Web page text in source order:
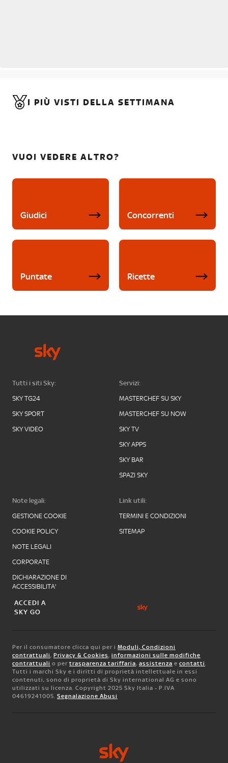
I PIÙ VISTI DELLA SETTIMANA
VUOI VEDERE ALTRO?
Giudici Concorrenti
Puntate Ricette
Tutti i siti Sky:
SKY TG24
SKY SPORT
SKY VIDEO
Servizi:
MASTERCHEF SU SKY
MASTERCHEF SU NOW
SKY TV
SKY APPS
SKY BAR
SPAZI SKY
Note legali:
GESTIONE COOKIE
COOKIE POLICY
NOTE LEGALI
CORPORATE
DICHIARAZIONE DI
ACCESSIBILITA'
Link utili:
TERMINI E CONDIZIONI
SITEMAP
ACCEDI A
SKY GO
Per il consumatore clicca qui per i Moduli, Condizioni
contrattuali, Privacy & Cookies, informazioni sulle modifiche
contrattuali o per trasparenza tariffaria, assistenza e contatti.
Tutti i marchi Sky e i diritti di proprietà intellettuale in essi
contenuti, sono di proprietà di Sky international AG e sono
utilizzati su licenza. Copyright 2025 Sky Italia - P.IVA
04619241005. Segnalazione Abusi